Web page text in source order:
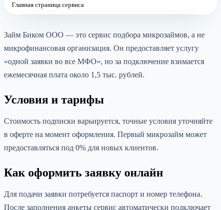
Главная страница сервиса
Займ Биком ООО — это сервис подбора микрозаймов, а не
микрофинансовая организация. Он предоставляет услугу
«одной заявки во все МФО», но за подключение взимается
ежемесячная плата около 1,5 тыс. рублей.
Условия и тарифы
Стоимость подписки варьируется, точные условия уточняйте
в оферте на момент оформления. Первый микрозайм может
предоставляться под 0% для новых клиентов.
Как оформить заявку онлайн
Для подачи заявки потребуется паспорт и номер телефона.
После заполнения анкеты сервис автоматически подключает